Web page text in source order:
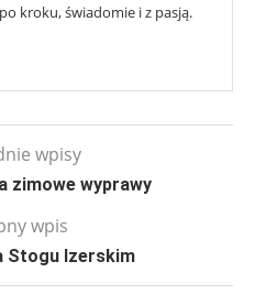
kroku, świadomie i z pasją.
wpisy
zimowe wyprawy
wpis
Stogu Izerskim